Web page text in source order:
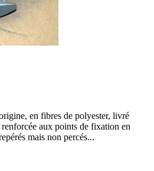
en fibres de polyester, livré
aux points de fixation en
mais non percés...